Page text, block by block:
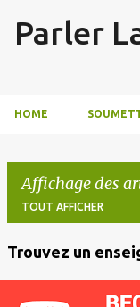
Parler
HOME
Affichage des
TOUT AFFICHER
Trouvez un